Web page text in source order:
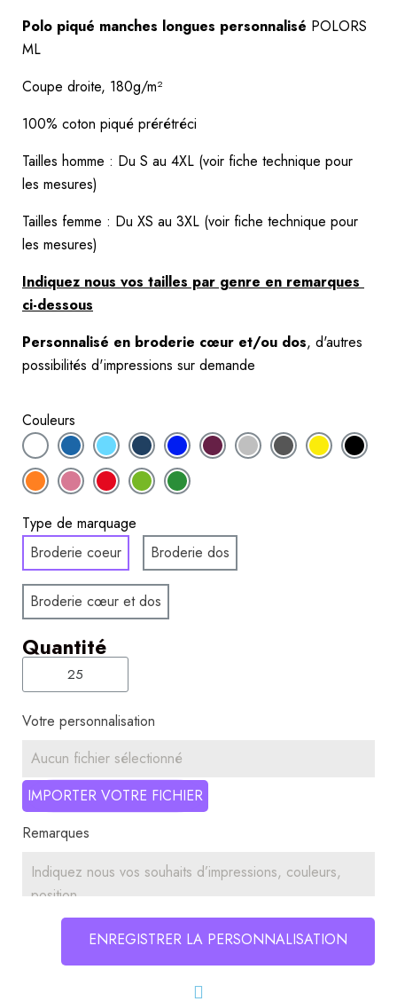
Polo piqué manches longues personnalisé POLORS
ML
Coupe droite, 180g/m²
100% coton piqué prérétréci
Tailles homme : Du S au 4XL (voir fiche technique pour
les mesures)
Tailles femme : Du XS au 3XL (voir fiche technique pour
les mesures)
Indiquez nous vos tailles par genre en remarques
ci-dessous
Personnalisé en broderie cœur et/ou dos, d'autres
possibilités d'impressions sur demande
Couleurs
Type de marquage
Broderie coeur
Broderie dos
Broderie cœur et dos
Quantité
Votre personnalisation
Aucun fichier sélectionné
IMPORTER VOTRE FICHIER
Remarques
ENREGISTRER LA PERSONNALISATION